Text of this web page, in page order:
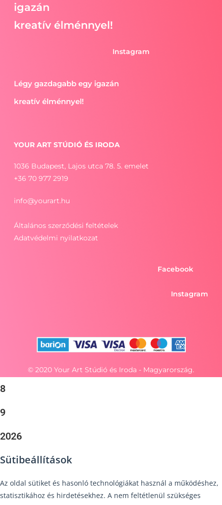
igazán
kreatív élménnyel!
Instagram
Légy gazdagabb egy igazán
kreatív élménnyel!
YOUR ART STÚDIÓ ÉS IRODA
1036 Budapest, Lajos utca 78. 5. emelet
+36 70 977 2919
info@yourart.hu
Általános szerződési feltételek
Adatvédelmi nyilatkozat
Facebook
Instagram
© 2020 Your Art Stúdió és Iroda - Magyarország.
8
9
2026
Sütibeállítások
Az oldal sütiket és hasonló technológiákat használ a működéshez,
statisztikához és hirdetésekhez. A nem feltétlenül szükséges